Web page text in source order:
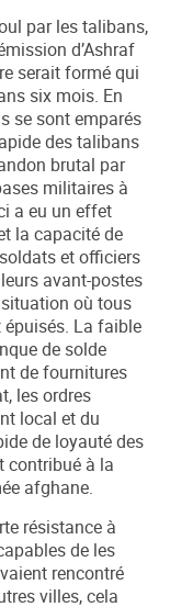
par les talibans,
d’Ashraf
serait formé qui
six mois. En
se sont emparés
des talibans
brutal par
militaires à
a eu un effet
la capacité de
et officiers
avant-postes
où tous
La faible
de solde
de fournitures
les ordres
local et du
de loyauté des
contribué à la
afghane.
résistance à
de les
rencontré
villes, cela